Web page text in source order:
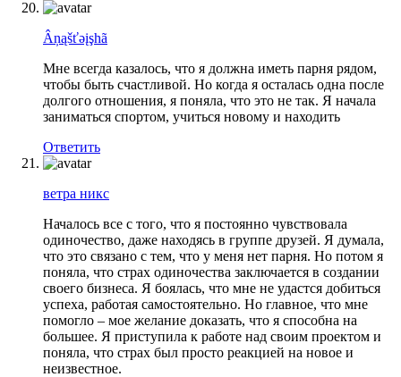
Âņąšťəįşhã
Мне всегда казалось, что я должна иметь парня рядом,
чтобы быть счастливой. Но когда я осталась одна после
долгого отношения, я поняла, что это не так. Я начала
заниматься спортом, учиться новому и находить
Ответить
ветра никс
Началось все с того, что я постоянно чувствовала
одиночество, даже находясь в группе друзей. Я думала,
что это связано с тем, что у меня нет парня. Но потом я
поняла, что страх одиночества заключается в создании
своего бизнеса. Я боялась, что мне не удастся добиться
успеха, работая самостоятельно. Но главное, что мне
помогло – мое желание доказать, что я способна на
большее. Я приступила к работе над своим проектом и
поняла, что страх был просто реакцией на новое и
неизвестное.